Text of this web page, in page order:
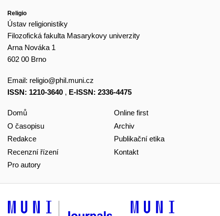
Religio
Ústav religionistiky
Filozofická fakulta Masarykovy univerzity
Arna Nováka 1
602 00 Brno
Email: religio@phil.muni.cz
ISSN: 1210-3640 , E-ISSN: 2336-4475
Domů
O časopisu
Redakce
Recenzní řízení
Pro autory
Online first
Archiv
Publikační etika
Kontakt